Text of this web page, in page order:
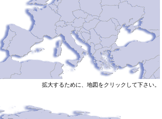
拡大するために、地図をクリックして下さい。